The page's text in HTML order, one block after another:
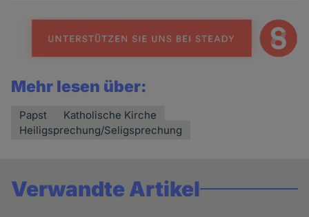
Mehr lesen über:
Papst
Katholische Kirche
Heiligsprechung/Seligsprechung
Verwandte Artikel